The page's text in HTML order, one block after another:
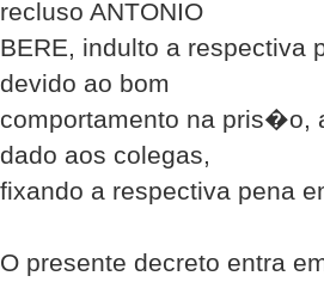
recluso ANTONIO
BERE, indulto a
devido ao bom
comportamento na
dado aos colegas,
fixando a respectiva pena
O presente decreto entra